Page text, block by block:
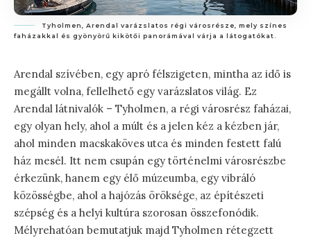
Tyholmen, Arendal varázslatos régi városrésze, mely színes
faházakkal és gyönyörű kikötői panorámával várja a látogatókat.
Arendal szívében, egy apró félszigeten, mintha az idő is
megállt volna, fellelhető egy varázslatos világ. Ez
Arendal látnivalók – Tyholmen, a régi városrész faházai,
egy olyan hely, ahol a múlt és a jelen kéz a kézben jár,
ahol minden macskaköves utca és minden festett falú
ház mesél. Itt nem csupán egy történelmi városrészbe
érkezünk, hanem egy élő múzeumba, egy vibráló
közösségbe, ahol a hajózás öröksége, az építészeti
szépség és a helyi kultúra szorosan összefonódik.
Mélyrehatóan bemutatjuk majd Tyholmen rétegzett